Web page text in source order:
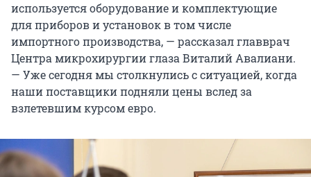
используется оборудование и комплектующие
для приборов и установок в том числе
импортного производства, — рассказал главврач
Центра микрохирургии глаза Виталий Авалиани.
— Уже сегодня мы столкнулись с ситуацией, когда
наши поставщики подняли цены вслед за
взлетевшим курсом евро.